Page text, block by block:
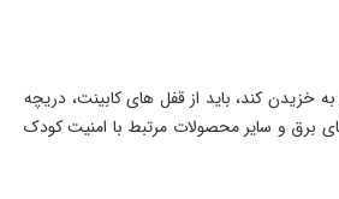
خزیدن کند، باید از قفل های کابینت، دریچه
برق و سایر محصولات مرتبط با امنیت کودک